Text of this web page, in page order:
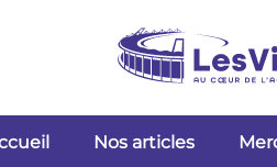
Nos articles